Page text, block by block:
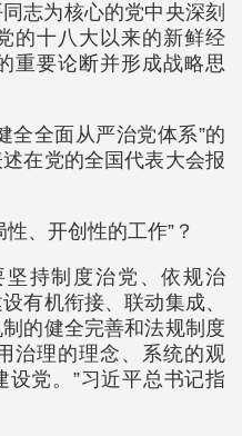
志为核心的党中央深刻
的十八大以来的新鲜经
重要论断并形成战略思
全全面从严治党体系”的
在党的全国代表大会报
、开创性的工作”？
持制度治党、依规治
有机衔接、联动集成、
的健全完善和法规制度
治理的理念、系统的观
党。”习近平总书记指